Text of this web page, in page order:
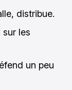
distribue.
les
un peu